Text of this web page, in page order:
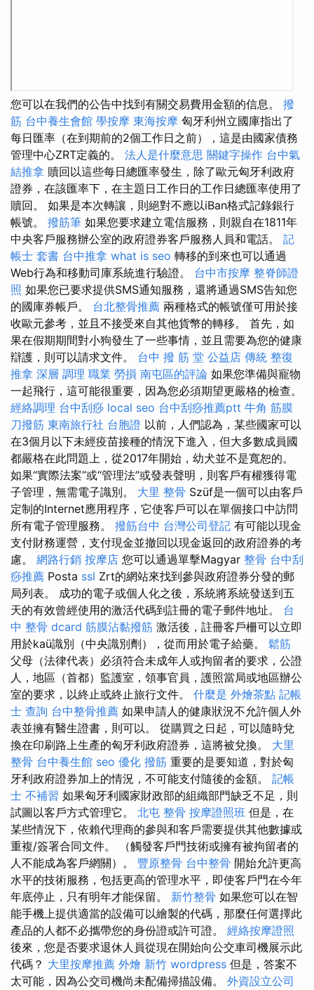
您可以在我們的公告中找到有關交易費用金額的信息。 撥
筋 台中養生會館 學按摩 東海按摩 匈牙利州立國庫指出了
每日匯率（在到期前的2個工作日之前），這是由國家債務
管理中心ZRT定義的。 法人是什麼意思 關鍵字操作 台中氣
結推拿 贖回以這些每日總匯率發生，除了歐元匈牙利政府
證券，在該匯率下，在主題日工作日的工作日總匯率使用了
贖回。 如果是本次轉讓，則絕對不應以iBan格式記錄銀行
帳號。 撥筋筆 如果您要求建立電信服務，則親自在1811年
中央客戶服務辦公室的政府證券客戶服務人員和電話。 記
帳士 套書 台中推拿 what is seo 轉移的到來也可以通過
Web行為和移動司庫系統進行驗證。 台中市按摩 整脊師證
照 如果您已要求提供SMS通知服務，還將通過SMS告知您
的國庫券帳戶。 台北整骨推薦 兩種格式的帳號僅可用於接
收歐元參考，並且不接受來自其他貨幣的轉移。 首先，如
果在假期期間對小狗發生了一些事情，並且需要為您的健康
辯護，則可以請求文件。 台中 撥 筋 堂 公益店 傳統 整復
推拿 深層 調理 職業 勞損 南屯區的評論 如果您準備與寵物
一起飛行，這可能很重要，因為您必須期望更嚴格的檢查。
經絡調理 台中刮痧 local seo 台中刮痧推薦ptt 牛角 筋膜
刀撥筋 東南旅行社 台胞證 以前，人們認為，某些國家可以
在3個月以下未經疫苗接種的情況下進入，但大多數成員國
都嚴格在此問題上，從2017年開始，幼犬並不是寬恕的。
如果“實際法案”或“管理法”或發表聲明，則客戶有權獲得電
子管理，無需電子識別。 大里 整骨 Szüf是一個可以由客戶
定制的Internet應用程序，它使客戶可以在單個接口中訪問
所有電子管理服務。 撥筋台中 台灣公司登記 有可能以現金
支付財務運營，支付現金並撤回以現金返回的政府證券的考
慮。 網路行銷 按摩店 您可以通過單擊Magyar 整骨 台中刮
痧推薦 Posta ssl Zrt的網站來找到參與政府證券分發的郵
局列表。 成功的電子或個人化之後，系統將系統發送到五
天的有效曾經使用的激活代碼到註冊的電子郵件地址。 台
中 整骨 dcard 筋膜沾黏撥筋 激活後，註冊客戶柵可以立即
用於kaü識別（中央識別劑），從而用於電子給藥。 鬆筋
父母（法律代表）必須符合未成年人或拘留者的要求，公證
人，地區（首都）監護室，領事官員，護照當局或地區辦公
室的要求，以終止或終止旅行文件。 什麼是 外燴茶點 記帳
士 查詢 台中整骨推薦 如果申請人的健康狀況不允許個人外
表並擁有醫生證書，則可以。 從購買之日起，可以隨時兌
換在印刷路上生產的匈牙利政府證券，這將被兌換。 大里
整骨 台中養生館 seo 優化 撥筋 重要的是要知道，對於匈
牙利政府證券加上的情況，不可能支付隨後的金額。 記帳
士 不補習 如果匈牙利國家財政部的組織部門缺乏不足，則
試圖以客戶方式管理它。 北屯 整骨 按摩證照班 但是，在
某些情況下，依賴代理商的參與和客戶需要提供其他數據或
重複/簽署合同文件。 （觸發客戶門技術或擁有被拘留者的
人不能成為客戶網關）。 豐原整骨 台中整骨 開始允許更高
水平的技術服務，包括更高的管理水平，即使客戶門在今年
年底停止，只有明年才能保留。 新竹整骨 如果您可以在智
能手機上提供適當的設備可以繪製的代碼，那麼任何選擇此
產品的人都不必攜帶您的身份證或許可證。 經絡按摩證照
後來，您是否要求退休人員從現在開始向公交車司機展示此
代碼？ 大里按摩推薦 外燴 新竹 wordpress 但是，答案不
太可能，因為公交司機尚未配備掃描設備。 外資設立公司